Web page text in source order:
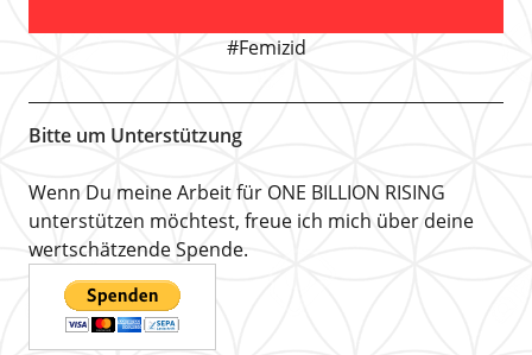
#Femizid
Bitte um Unterstützung
Wenn Du meine Arbeit für ONE BILLION RISING
unterstützen möchtest, freue ich mich über deine
wertschätzende Spende.